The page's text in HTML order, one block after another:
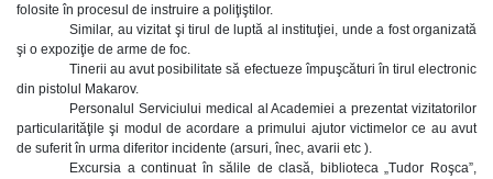
folosite în procesul de instruire a poliţiştilor.
Similar, au vizitat şi tirul de luptă al instituţiei, unde a fost organizată
şi o expoziţie de arme de foc.
Tinerii au avut posibilitate să efectueze împuşcături în tirul electronic
din pistolul Makarov.
Personalul Serviciului medical al Academiei a prezentat vizitatorilor
particularităţile şi modul de acordare a primului ajutor victimelor ce au avut
de suferit în urma diferitor incidente (arsuri, înec, avarii etc ).
Excursia a continuat în sălile de clasă, biblioteca „Tudor Roşca”,